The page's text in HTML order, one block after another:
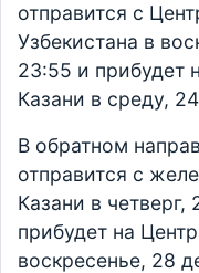
отправится с
Узбекистана в
23:55 и прибудет
Казани в среду,
В обратном
отправится с
Казани в четверг,
прибудет на
воскресенье, 28